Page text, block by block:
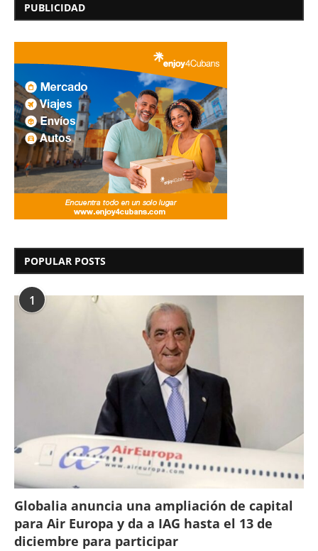
PUBLICIDAD
POPULAR POSTS
1
Globalia anuncia una ampliación de capital
para Air Europa y da a IAG hasta el 13 de
diciembre para participar